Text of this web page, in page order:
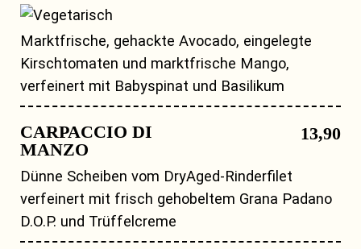
Marktfrische, gehackte Avocado, eingelegte
Kirschtomaten und marktfrische Mango,
verfeinert mit Babyspinat und Basilikum
CARPACCIO DI
MANZO
13,90
Dünne Scheiben vom DryAged-Rinderfilet
verfeinert mit frisch gehobeltem Grana Padano
D.O.P. und Trüffelcreme